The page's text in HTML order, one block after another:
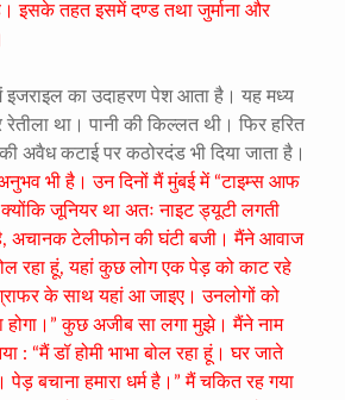
इसके तहत इसमें दण्ड तथा जुर्माना और
इजराइल का उदाहरण पेश आता है। यह मध्य
था। पानी की किल्लत थी। फिर हरित
अवैध कटाई पर कठोरदंड भी दिया जाता है।
अनुभव भी है। उन दिनों मैं मुंबई में “टाइम्स आफ
क्योंकि जूनियर था अतः नाइट ड्यूटी लगती
अचानक टेलीफोन की घंटी बजी। मैंने आवाज
रहा हूं, यहां कुछ लोग एक पेड़ को काट रहे
के साथ यहां आ जाइए। उनलोगों को
होगा।” कुछ अजीब सा लगा मुझे। मैंने नाम
: “मैं डॉ होमी भाभा बोल रहा हूं। घर जाते
बचाना हमारा धर्म है।” मैं चकित रह गया